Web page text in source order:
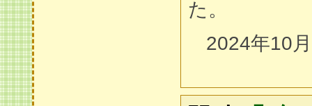
た。
2024年10